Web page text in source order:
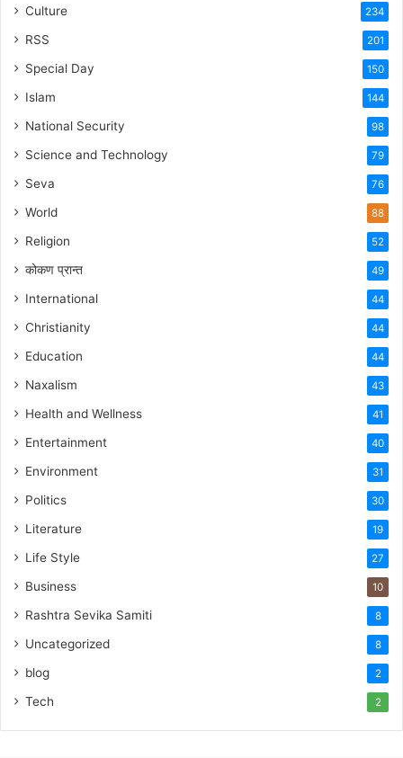
Culture 234
RSS 201
Special Day 150
Islam 144
National Security 98
Science and Technology 79
Seva 76
World 88
Religion 52
कोकण प्रान्त 49
International 44
Christianity 44
Education 44
Naxalism 43
Health and Wellness 41
Entertainment 40
Environment 31
Politics 30
Literature 19
Life Style 27
Business 10
Rashtra Sevika Samiti 8
Uncategorized 8
blog 2
Tech 2